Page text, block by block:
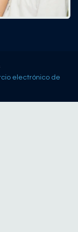
electrónico de